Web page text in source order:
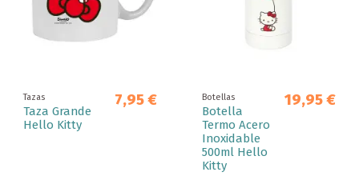
Tazas
Taza Grande
Hello Kitty
7,95 € Botellas
Botella
Termo Acero
Inoxidable
500ml Hello
Kitty
19,95 €